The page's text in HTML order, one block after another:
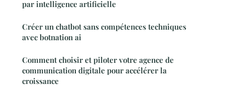
par intelligence artificielle
Créer un chatbot sans compétences techniques
avec botnation ai
Comment choisir et piloter votre agence de
communication digitale pour accélérer la
croissance